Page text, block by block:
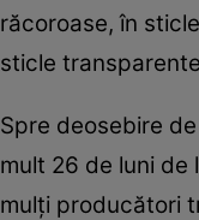
răcoroase, în
sticle
Spre deosebire
mult 26 de luni
mulţi producători